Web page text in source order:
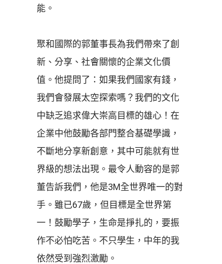
能。
聚和國際的郭董事長為我們帶來了創
新、分享、社會關懷的企業文化價
值。他提問了：如果我們國家有錢，
我們會發展太空探索嗎？我們的文化
中缺乏追求偉大崇高目標的雄心！在
企業中他鼓勵各部門整合基礎學識，
不斷地分享新創意，其中可能就有世
界級的想法出現。最令人動容的是郭
董告訴我們，他是3M全世界唯一的對
手。雖已67歲，但目標是全世界第
一！鼓勵學子，生命是掙扎的，要振
作不必怕吃苦。不只學生，中年的我
依然受到強烈激勵。